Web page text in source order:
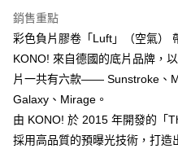
台灣樂天信用卡公司
玉山商業銀行
台灣樂天信用卡公司
每筆NT$80，滿NT$1,000(含以
付款後7-11取貨
每筆NT$80，滿NT$1,000(含以
黑貓宅急便
每筆NT$120，滿NT$1,000(含
銷售重點
彩色負片膠卷「Luft」（空氣）
KONO! 來自德國的底片品牌，
片一共有六款—— Sunstroke、
Galaxy、Mirage。
由 KONO! 於 2015 年開發的「
採用高品質的預曝光技術，打造